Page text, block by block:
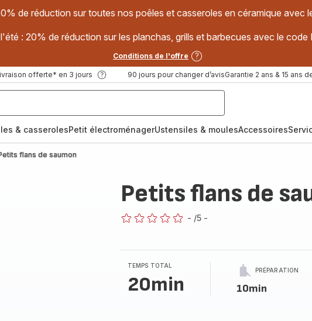
de réduction sur toutes nos poêles et casseroles en céramique avec
: 20% de réduction sur les planchas, grills et barbecues avec le code
Conditions de l'offre
offerte* en 3 jours 90 jours pour changer d’avisGarantie 2 ans & 15 ans
& casserolesPetit électroménagerUstensiles & moulesAccessoires
flans de saumon
Petits flans de
- /5 -
TEMPS TOTAL
20min
PRÉPARATION
10min